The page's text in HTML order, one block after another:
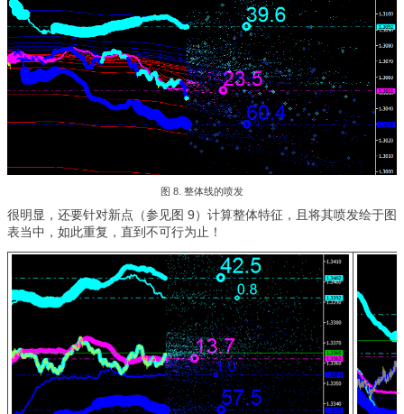
图 8. 整体线的喷发
很明显，还要针对新点（参见图 9）计算整体特征，且将其喷发绘于图
表当中，如此重复，直到不可行为止！